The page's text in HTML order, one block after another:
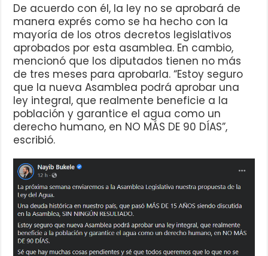
De acuerdo con él, la ley no se aprobará de
manera exprés como se ha hecho con la
mayoría de los otros decretos legislativos
aprobados por esta asamblea. En cambio,
mencionó que los diputados tienen no más
de tres meses para aprobarla. “Estoy seguro
que la nueva Asamblea podrá aprobar una
ley integral, que realmente beneficie a la
población y garantice el agua como un
derecho humano, en NO MÁS DE 90 DÍAS”,
escribió.